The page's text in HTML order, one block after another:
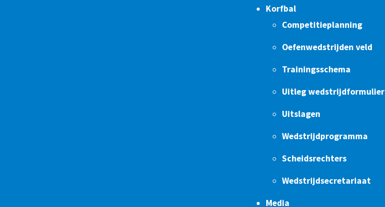
Korfbal
Competitieplanning
Oefenwedstrijden veld
Trainingsschema
Uitleg wedstrijdformulier
Uitslagen
Wedstrijdprogramma
Scheidsrechters
Wedstrijdsecretariaat
Media